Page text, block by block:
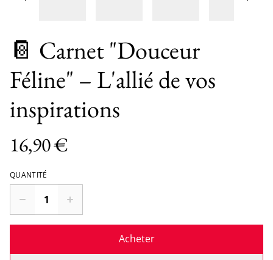
📔 Carnet "Douceur
Féline" – L'allié de vos
inspirations
16,90 €
QUANTITÉ
Acheter